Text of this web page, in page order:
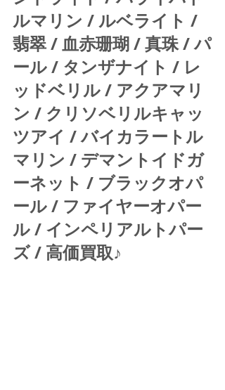
ルマリン / ルベライト /
翡翠 / 血赤珊瑚 / 真珠 / パ
ール / タンザナイト / レ
ッドベリル / アクアマリ
ン / クリソベリルキャッ
ツアイ / バイカラートル
マリン / デマントイドガ
ーネット / ブラックオパ
ール / ファイヤーオパー
ル / インペリアルトパー
ズ / 高価買取♪